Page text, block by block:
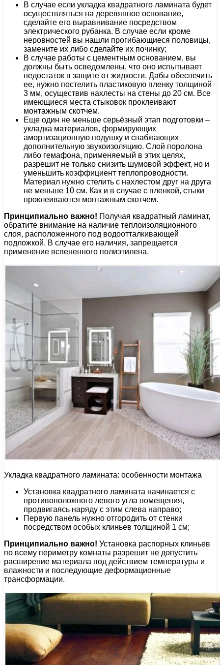
В случае если укладка квадратного ламината будет
осуществляться на деревянное основание,
сделайте его выравнивание посредством
электрического рубанка. В случае если кроме
неровностей вы нашли прогибающиеся половицы,
замените их либо сделайте их починку;
В случае работы с цементным основанием, вы
должны быть осведомлены, что оно испытывает
недостаток в защите от жидкости. Дабы обеспечить
ее, нужно постелить пластиковую пленку толщиной
3 мм, осуществив нахлесты на стены до 20 см. Все
имеющиеся места стыковок проклеивают
монтажным скотчем.
Еще один не меньше серьёзный этап подготовки –
укладка материалов, формирующих
амортизационную подушку и снабжающих
дополнительную звукоизоляцию. Слой поролона
либо гемафона, применяемый в этих целях,
разрешит не только снизить шумовой эффект, но и
уменьшить коэффициент теплопроводности.
Материал нужно стелить с нахлестом друг на друга
не меньше 10 см. Как и в случае с пленкой, стыки
проклеиваются монтажным скотчем.
Принципиально важно! Получая квадратный ламинат,
обратите внимание на наличие теплоизоляционного
слоя, расположенного под водоотталкивающей
подложкой. В случае его наличия, запрещается
применение вспененного полиэтилена.
Укладка квадратного ламината: особенности монтажа
Установка квадратного ламината начинается с
противоположного левого угла помещения,
продвигаясь наряду с этим слева направо;
Первую панель нужно отгородить от стенки
посредством особых клиньев толщиной 1 см;
Принципиально важно! Установка распорных клиньев
по всему периметру комнаты разрешит не допустить
расширение материала под действием температуры и
влажности и последующие деформационные
трансформации.